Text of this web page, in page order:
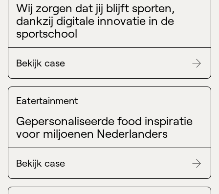
Wij zorgen dat jij blijft sporten,
dankzij digitale innovatie in de
sportschool
Bekijk case
Eatertainment
Gepersonaliseerde food inspiratie
voor miljoenen Nederlanders
Bekijk case